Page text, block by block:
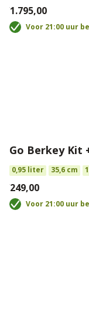
€1.795,00
Voor 21:00 uur
Go Berkey Kit
0,95 liter 35,6 cm
€249,00
Voor 21:00 uur